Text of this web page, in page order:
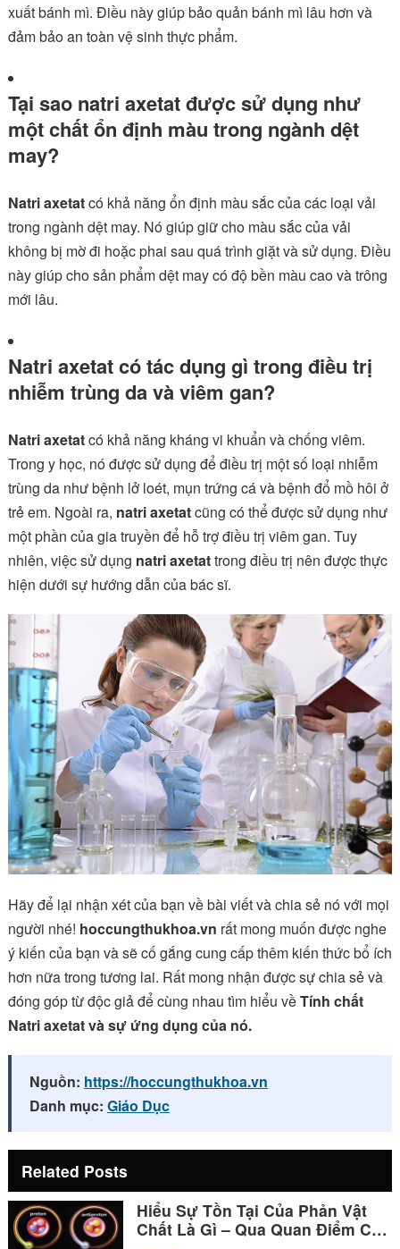
xuất bánh mì. Điều này giúp bảo quản bánh mì lâu hơn và
đảm bảo an toàn vệ sinh thực phẩm.
Tại sao natri axetat được sử dụng như
một chất ổn định màu trong ngành dệt
may?
Natri axetatcó khả năng ổn định màu sắc của các loại vải
trong ngành dệt may. Nó giúp giữ cho màu sắc của vải
không bị mờ đi hoặc phai sau quá trình giặt và sử dụng. Điều
này giúp cho sản phẩm dệt may có độ bền màu cao và trông
mới lâu.
Natri axetat có tác dụng gì trong điều trị
nhiễm trùng da và viêm gan?
Natri axetatcó khả năng kháng vi khuẩn và chống viêm.
Trong y học, nó được sử dụng để điều trị một số loại nhiễm
trùng da như bệnh lở loét, mụn trứng cá và bệnh đổ mồ hôi ở
trẻ em. Ngoài ra, natri axetatcũng có thể được sử dụng như
một phần của gia truyền để hỗ trợ điều trị viêm gan. Tuy
nhiên, việc sử dụng natri axetattrong điều trị nên được thực
hiện dưới sự hướng dẫn của bác sĩ.
Hãy để lại nhận xét của bạn về bài viết và chia sẻ nó với mọi
người nhé! hoccungthukhoa.vn rất mong muốn được nghe
ý kiến của bạn và sẽ cố gắng cung cấp thêm kiến thức bổ ích
hơn nữa trong tương lai. Rất mong nhận được sự chia sẻ và
đóng góp từ độc giả để cùng nhau tìm hiểu vềTính chất
Natri axetat và sự ứng dụng của nó.
Nguồn: https://hoccungthukhoa.vn
Danh mục: Giáo Dục
Related Posts
Hiểu Sự Tồn Tại Của Phản Vật
Chất Là Gì – Qua Quan Điểm Của